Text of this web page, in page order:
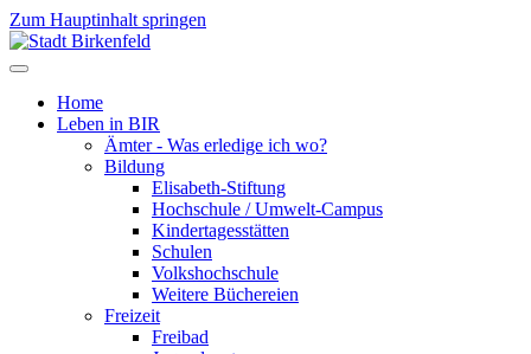
Zum Hauptinhalt springen
Home
Leben in BIR
Ämter - Was erledige ich wo?
Bildung
Elisabeth-Stiftung
Hochschule / Umwelt-Campus
Kindertagesstätten
Schulen
Volkshochschule
Weitere Büchereien
Freizeit
Freibad